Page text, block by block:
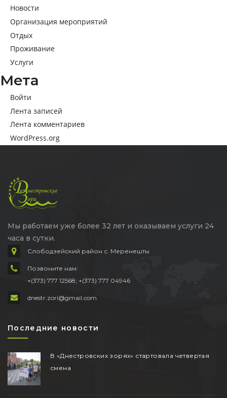
Новости
Организация мероприятий
Отдых
Проживание
Услуги
Мета
Войти
Лента записей
Лента комментариев
WordPress.org
Мы работаем уже более 32 лет и оказываем услуги 24
часа в сутки.
Слободзейский район с. Меренешты
Позвоните нам:
+(373) 777 12568; +(373) 777 04946
dnestr.zori@gmail.com
Последние новости
В «Днестровских зорях» стартовала четвертая
смена